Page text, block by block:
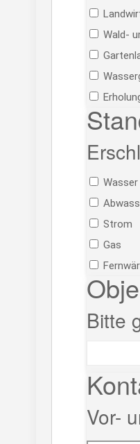
Wald-
Wasser
Strom
Gas
Bitte
Vor-